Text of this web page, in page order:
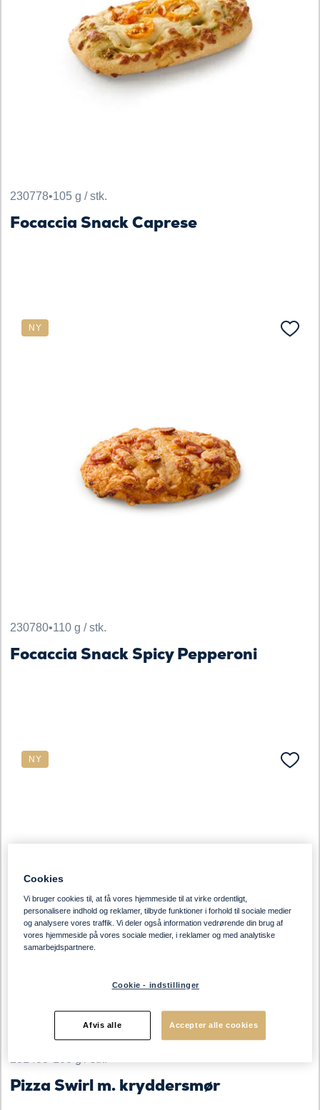
230778•105 g / stk.
Focaccia Snack Caprese
NY
230780•110 g / stk.
Focaccia Snack Spicy Pepperoni
NY
Pizza Swirl m. kryddersmør
Cookies
Vi bruger cookies til, at få vores hjemmeside til at virke ordentligt,
personalisere indhold og reklamer, tilbyde funktioner i forhold til sociale medier
og analysere vores traffik. Vi deler også information vedrørende din brug af
vores hjemmeside på vores sociale medier, i reklamer og med analytiske
samarbejdspartnere.
Cookie - indstillinger
Afvis alle Accepter alle cookies